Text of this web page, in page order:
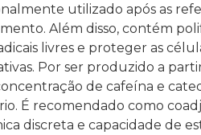
utilizado após as
Além disso, contém
livres e proteger as
Por ser produzido a
de cafeína e
É recomendado como
discreta e capacidade de